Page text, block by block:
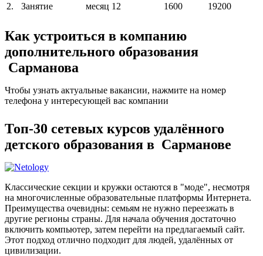
2.
Занятие месяц 12 1600 19200
Как устроиться в компанию
дополнительного образования
Сарманова
Чтобы узнать актуальные вакансии, нажмите на номер
телефона у интересующей вас компании
Топ-30 сетевых курсов удалённого
детского образования в Сарманове
Классические секции и кружки остаются в "моде", несмотря
на многочисленные образовательные платформы Интернета.
Преимущества очевидны: семьям не нужно переезжать в
другие регионы страны. Для начала обучения достаточно
включить компьютер, затем перейти на предлагаемый сайт.
Этот подход отлично подходит для людей, удалённых от
цивилизации.